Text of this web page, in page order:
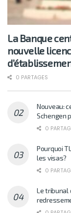
La Banque
nouvelle
0 PARTAGES
Nouveau:
Schengen
0
Pourquoi
les visas?
0
Le tribunal